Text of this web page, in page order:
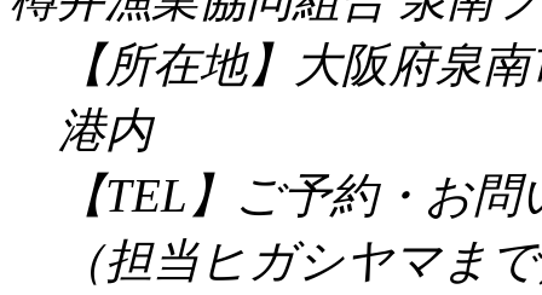
【所在地】大阪府泉
港内
【TEL】ご予約・お
（担当ヒガシヤマま